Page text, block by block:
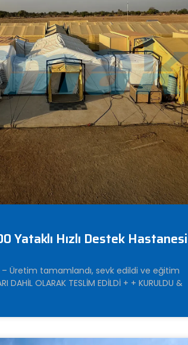
Yataklı Hızlı Destek Hastanesi
Üretim tamamlandı, sevk edildi ve eğitim
DAHİL OLARAK TESLİM EDİLDİ + + KURULDU &